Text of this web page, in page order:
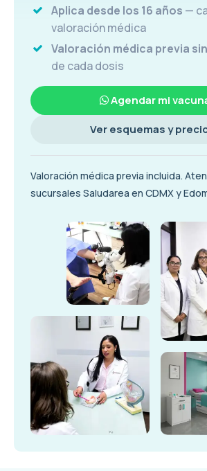
Aplica desde los 16 años —
valoración médica
Valoración médica previa
de cada dosis
Agendar mi
Ver esquemas y
Valoración médica previa incluida.
sucursales Saludarea en CDMX y